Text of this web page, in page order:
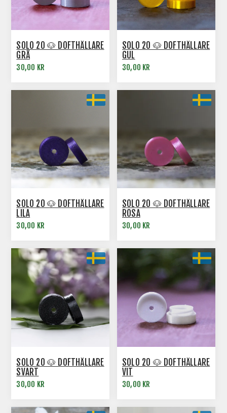
SOLO 20 🐶 DOFTHÅLLARE
GRÅ
30,00 KR
SOLO 20 🐶 DOFTHÅLLARE
GUL
30,00 KR
SOLO 20 🐶 DOFTHÅLLARE
LILA
30,00 KR
SOLO 20 🐶 DOFTHÅLLARE
ROSA
30,00 KR
SOLO 20 🐶 DOFTHÅLLARE
SVART
30,00 KR
SOLO 20 🐶 DOFTHÅLLARE
VIT
30,00 KR